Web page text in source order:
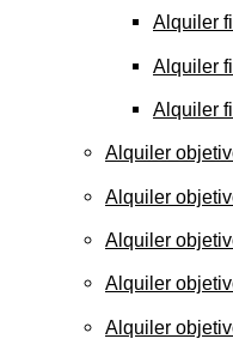
Alquiler
Alquiler
Alquiler
Alquiler
Alquiler
Alquiler
Alquiler
Alquiler